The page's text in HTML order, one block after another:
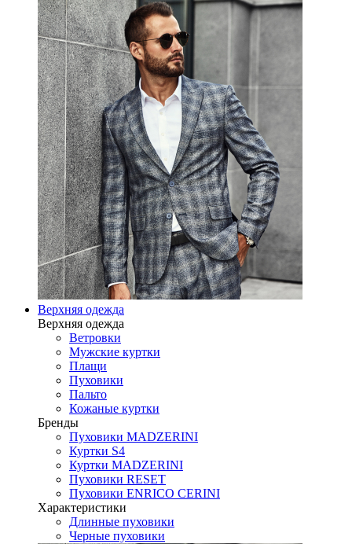
Верхняя одежда
Верхняя одежда
Ветровки
Мужские куртки
Плащи
Пуховики
Пальто
Кожаные куртки
Бренды
Пуховики MADZERINI
Куртки S4
Куртки MADZERINI
Пуховики RESET
Пуховики ENRICO CERINI
Характеристики
Длинные пуховики
Черные пуховики